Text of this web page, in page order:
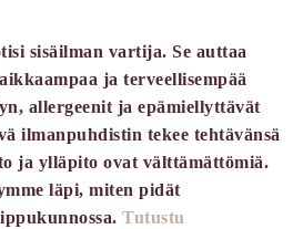
sisäilman vartija. Se auttaa
ja terveellisempää
allergeenit ja epämiellyttävät
ilmanpuhdistin tekee tehtävänsä
ja ylläpito ovat välttämättömiä.
läpi, miten pidät
Tutustu